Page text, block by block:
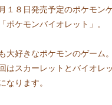
１８日発売予定のポケモン
ポケモンバイオレット」。
大好きなポケモンのゲーム
はスカーレットとバイオレ
なります。